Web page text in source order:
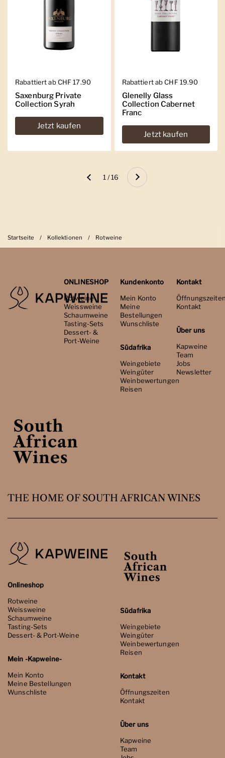
Regulärer Preis
Rabattiert ab CHF 17.90
Saxenburg Private
Collection Syrah
Jetzt kaufen
Regulärer Preis
Rabattiert ab CHF 19.90
Glenelly Glass
Collection Cabernet
Franc
Jetzt kaufen
Zurück 1 / 16 Weiter
Startseite / Kollektionen / Rotweine
ONLINESHOP
Rotweine
Weissweine
Schaumweine
Tasting-Sets
Dessert- &
Port-Weine
Kundenkonto
Mein Konto
Meine
Bestellungen
Wunschliste
Südafrika
Weingebiete
Weingüter
Weinbewertungen
Reisen
Kontakt
Kontakt
Über uns
Kapweine
Team
Jobs
Newsletter
THE HOME OF SOUTH AFRICAN WINES
Onlineshop
Rotweine
Weissweine
Schaumweine
Tasting-Sets
Dessert- & Port-Weine
Mein -Kapweine-
Mein Konto
Meine Bestellungen
Wunschliste
Südafrika
Weingebiete
Weingüter
Weinbewertungen
Reisen
Kontakt
Öffnungszeiten
Kontakt
Über uns
Kapweine
Team